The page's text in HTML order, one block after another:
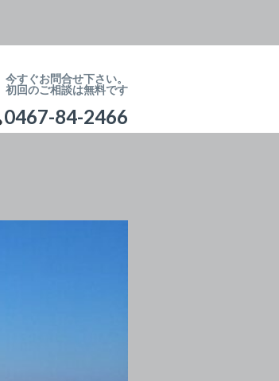
今すぐお問合せ下さい。
初回のご相談は無料です
0467-84-2466